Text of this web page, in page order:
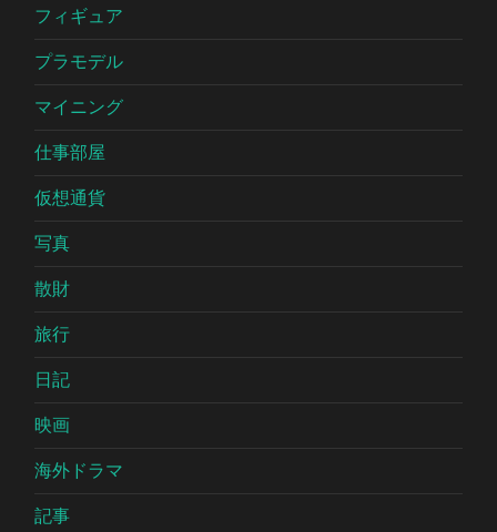
フィギュア
プラモデル
マイニング
仕事部屋
仮想通貨
写真
散財
旅行
日記
映画
海外ドラマ
記事